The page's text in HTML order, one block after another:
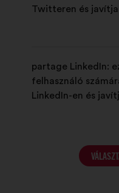
Twitteren és
partage LinkedIn:
felhasználó
LinkedIn-en és